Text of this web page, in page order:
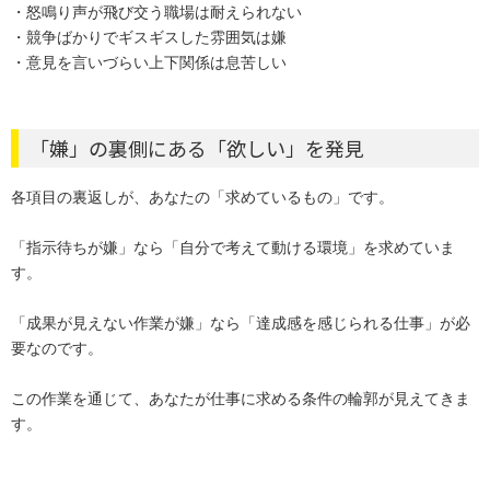
・怒鳴り声が飛び交う職場は耐えられない
・競争ばかりでギスギスした雰囲気は嫌
・意見を言いづらい上下関係は息苦しい
「嫌」の裏側にある「欲しい」を発見
各項目の裏返しが、あなたの「求めているもの」です。
「指示待ちが嫌」なら「自分で考えて動ける環境」を求めていま
す。
「成果が見えない作業が嫌」なら「達成感を感じられる仕事」が必
要なのです。
この作業を通じて、あなたが仕事に求める条件の輪郭が見えてきま
す。